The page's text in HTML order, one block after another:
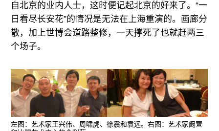
自北京的业内人士，这时便记起北京的好来了。“一
日看尽长安花”的情况是无法在上海重演的。画廊分
散，加上世博会道路整修，一天撑死了也就赶两三
个场子。
左图：艺术家王兴伟、周啸虎、徐震和袁远。右图：艺术家阚萱